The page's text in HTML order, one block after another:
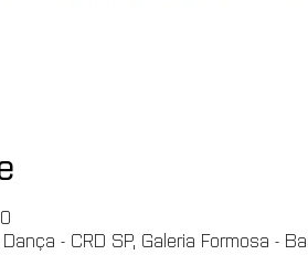
- CRD SP, Galeria Formosa -